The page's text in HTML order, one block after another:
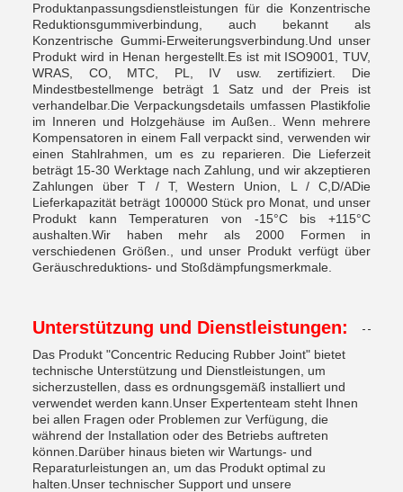
Produktanpassungsdienstleistungen für die Konzentrische
Reduktionsgummiverbindung, auch bekannt als
Konzentrische Gummi-Erweiterungsverbindung.Und unser
Produkt wird in Henan hergestellt.Es ist mit ISO9001, TUV,
WRAS, CO, MTC, PL, IV usw. zertifiziert. Die
Mindestbestellmenge beträgt 1 Satz und der Preis ist
verhandelbar.Die Verpackungsdetails umfassen Plastikfolie
im Inneren und Holzgehäuse im Außen.. Wenn mehrere
Kompensatoren in einem Fall verpackt sind, verwenden wir
einen Stahlrahmen, um es zu reparieren. Die Lieferzeit
beträgt 15-30 Werktage nach Zahlung, und wir akzeptieren
Zahlungen über T / T, Western Union, L / C,D/ADie
Lieferkapazität beträgt 100000 Stück pro Monat, und unser
Produkt kann Temperaturen von -15°C bis +115°C
aushalten.Wir haben mehr als 2000 Formen in
verschiedenen Größen., und unser Produkt verfügt über
Geräuschreduktions- und Stoßdämpfungsmerkmale.
Unterstützung und Dienstleistungen:
Das Produkt "Concentric Reducing Rubber Joint" bietet
technische Unterstützung und Dienstleistungen, um
sicherzustellen, dass es ordnungsgemäß installiert und
verwendet werden kann.Unser Expertenteam steht Ihnen
bei allen Fragen oder Problemen zur Verfügung, die
während der Installation oder des Betriebs auftreten
können.Darüber hinaus bieten wir Wartungs- und
Reparaturleistungen an, um das Produkt optimal zu
halten.Unser technischer Support und unsere